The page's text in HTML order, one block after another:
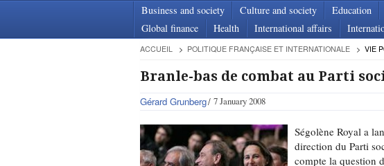
Business and society Culture and society Education
Global finance
Health International affairs
ACCUEIL POLITIQUE FRANÇAISE ET INTERNATIONALE VIE
Branle-bas de combat au Parti
Gérard Grunberg 7 January 2008
Ségolène Royal a
direction du Parti
compte la question